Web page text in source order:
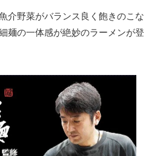
介野菜がバランス良く飽きのこな
麺の一体感が絶妙のラーメンが登